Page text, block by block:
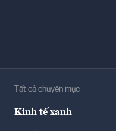
Tất cả chuyên mục
Kinh tế xanh